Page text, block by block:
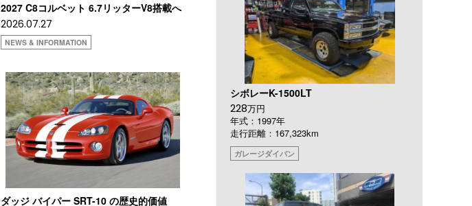
2027 C8コルベット 6.7リッターV8搭載へ
2026.07.27
NEWS & INFORMATION
ダッジ バイパー SRT-10 の歴史的価値
シボレーK-1500LT
228万円
年式：1997年
走行距離：167,323km
ガレージダイバン